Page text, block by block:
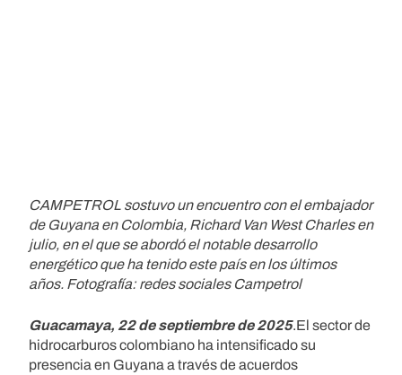
CAMPETROL sostuvo un encuentro con el embajador
de Guyana en Colombia, Richard Van West Charles en
julio, en el que se abordó el notable desarrollo
energético que ha tenido este país en los últimos
años. Fotografía: redes sociales Campetrol
Guacamaya, 22 de septiembre de 2025.El sector de
hidrocarburos colombiano ha intensificado su
presencia en Guyana a través de acuerdos